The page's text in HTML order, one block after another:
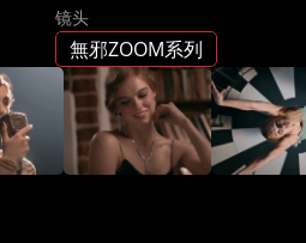
镜头
無邪ZOOM系列